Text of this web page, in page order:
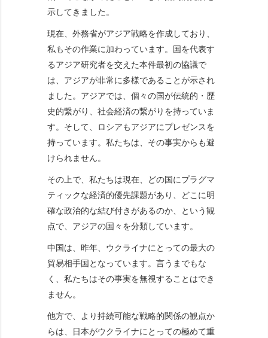
示してきました。
現在、外務省がアジア戦略を作成しており、
私もその作業に加わっています。国を代表す
るアジア研究者を交えた本件最初の協議で
は、アジアが非常に多様であることが示され
ました。アジアでは、個々の国が伝統的・歴
史的繋がり、社会経済の繋がりを持っていま
す。そして、ロシアもアジアにプレゼンスを
持っています。私たちは、その事実からも避
けられません。
その上で、私たちは現在、どの国にプラグマ
ティックな経済的優先課題があり、どこに明
確な政治的な結び付きがあるのか、という観
点で、アジアの国々を分類しています。
中国は、昨年、ウクライナにとっての最大の
貿易相手国となっています。言うまでもな
く、私たちはその事実を無視することはでき
ません。
他方で、より持続可能な戦略的関係の観点か
らは、日本がウクライナにとっての極めて重